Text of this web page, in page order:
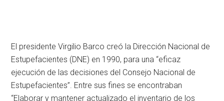
El presidente Virgilio Barco creó la Dirección Nacional de
Estupefacientes (DNE) en 1990, para una “eficaz
ejecución de las decisiones del Consejo Nacional de
Estupefacientes”. Entre sus fines se encontraban
“Elaborar y mantener actualizado el inventario de los